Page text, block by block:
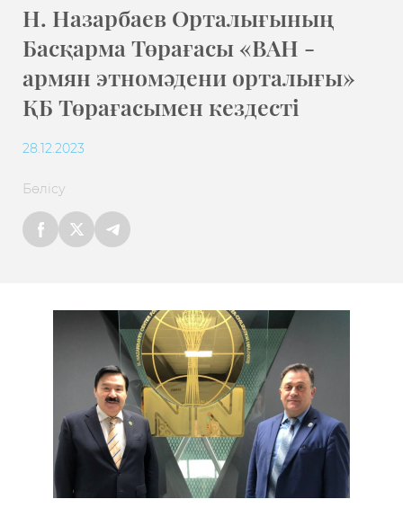
Н. Назарбаев Орталығының
Басқарма Төрағасы «ВАН -
армян этномәдени орталығы»
ҚБ Төрағасымен кездесті
28.12.2023
Бөлісу